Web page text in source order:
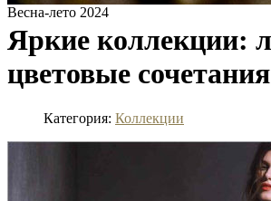
Весна-лето 2024
Яркие коллекции:
цветовые
Категория: Коллекции